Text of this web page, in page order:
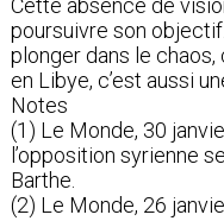
poursuivre son
plonger dans le chaos,
en Libye, c’est aussi
Notes
(1) Le Monde, 30
l’opposition syrienne
Barthe.
(2) Le Monde, 26